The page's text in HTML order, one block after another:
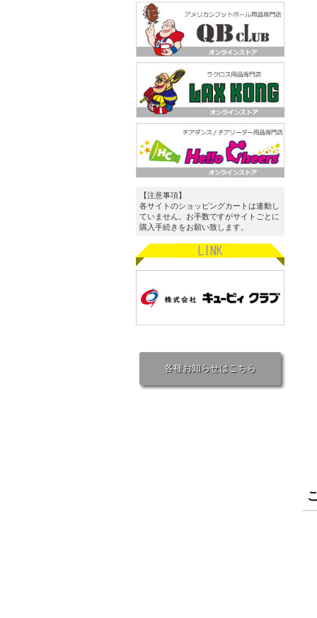
【注意事項】
各サイトのショッピングカートは連動し
ていません。お手数ですがサイトごとに
購入手続きをお願い致します。
各種お知らせはこちら